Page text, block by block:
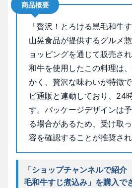
商品概要
「贅沢！とろける黒毛和牛
山晃食品が提供するグルメ
ョッピングを通じて販売さ
和牛を使用したこの料理は
かく、贅沢な味わいが特徴
ビ通販と連動しており、24
す。パッケージデザインは
る場合があるため、受け取
容を確認することが推奨され
「ショップチャンネルで紹
毛和牛すじ煮込み」を購入で